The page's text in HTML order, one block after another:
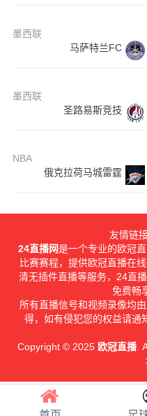
墨西联
马萨特兰FC
墨西联
圣路易斯竞技
NBA
俄克拉荷马城雷霆
友情链
24直播网是一个专业的欧冠
比赛赛程，提供欧冠直播在
清无插件直播等服务，24直
免费畅
所有直播信号和视频录像均
得，如有侵犯您的权益请通
Copyright © 2025 欧冠直播.